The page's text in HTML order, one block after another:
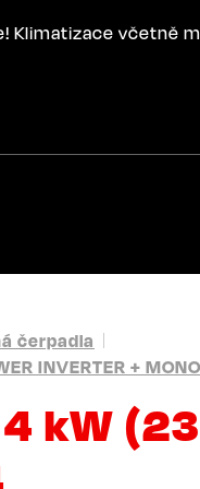
Klimatizace včetně
čerpadla
INVERTER +
kW